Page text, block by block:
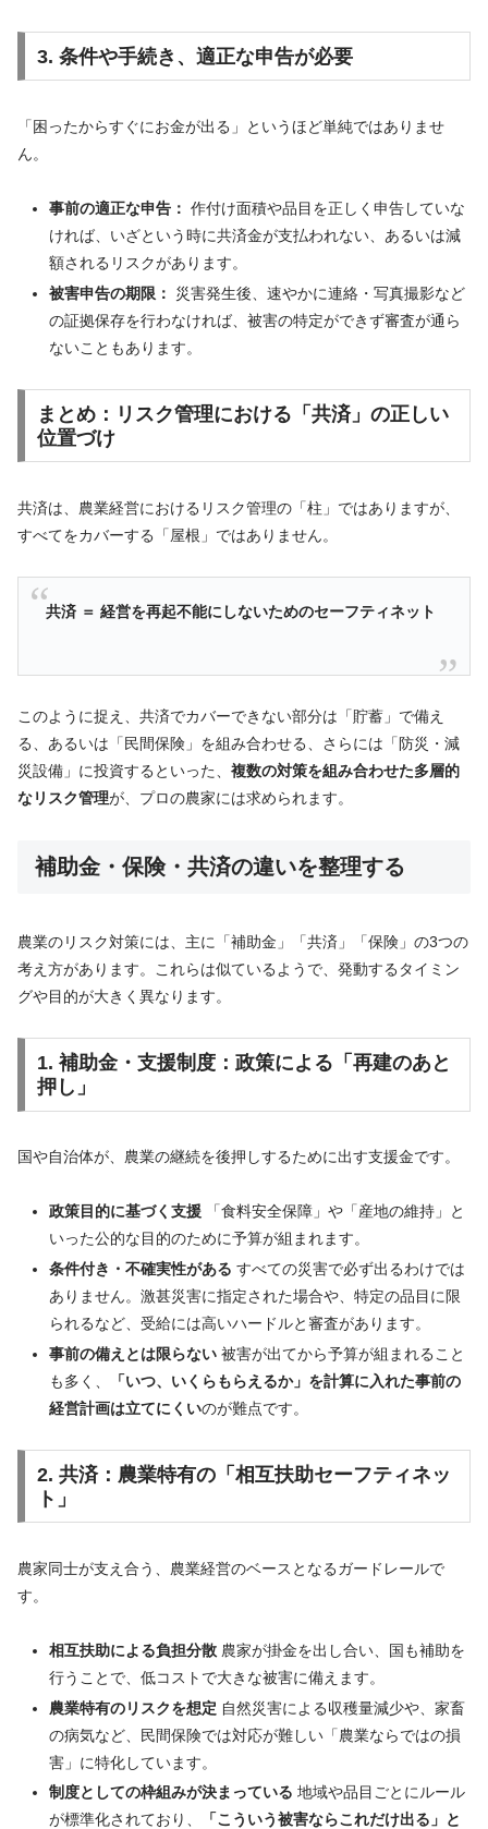
3. 条件や手続き、適正な申告が必要
「困ったからすぐにお金が出る」というほど単純ではありませ
ん。
事前の適正な申告： 作付け面積や品目を正しく申告していな
ければ、いざという時に共済金が支払われない、あるいは減
額されるリスクがあります。
被害申告の期限：
災害発生後、速やかに連絡・写真撮影など
の証拠保存を行わなければ、被害の特定ができず審査が通ら
ないこともあります。
まとめ：リスク管理における「共済」の正しい
位置づけ
共済は、農業経営におけるリスク管理の「柱」ではありますが、
すべてをカバーする「屋根」ではありません。
共済 ＝ 経営を再起不能にしないためのセーフティネット
このように捉え、共済でカバーできない部分は「貯蓄」で備え
る、あるいは「民間保険」を組み合わせる、さらには「防災・減
災設備」に投資するといった、 複数の対策を組み合わせた多層的
なリスク管理が、プロの農家には求められます。
補助金・保険・共済の違いを整理する
農業のリスク対策には、主に「補助金」「共済」「保険」の3つの
考え方があります。これらは似ているようで、発動するタイミン
グや目的が大きく異なります。
1. 補助金・支援制度：政策による「再建のあと
押し」
国や自治体が、農業の継続を後押しするために出す支援金です。
政策目的に基づく支援「食料安全保障」や「産地の維持」と
いった公的な目的のために予算が組まれます。
条件付き・不確実性がある すべての災害で必ず出るわけでは
ありません。激甚災害に指定された場合や、特定の品目に限
られるなど、受給には高いハードルと審査があります。
事前の備えとは限らない被害が出てから予算が組まれること
も多く、
「いつ、いくらもらえるか」を計算に入れた事前の
経営計画は立てにくいのが難点です。
2. 共済：農業特有の「相互扶助セーフティネッ
ト」
農家同士が支え合う、農業経営のベースとなるガードレールで
す。
相互扶助による負担分散農家が掛金を出し合い、国も補助を
行うことで、低コストで大きな被害に備えます。
農業特有のリスクを想定 自然災害による収穫量減少や、家畜
の病気など、民間保険では対応が難しい「農業ならではの損
害」に特化しています。
制度としての枠組みが決まっている 地域や品目ごとにルール
が標準化されており、
「こういう被害ならこれだけ出る」と